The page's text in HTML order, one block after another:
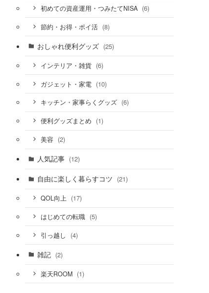
初めての資産運用・つみたてNISA (6)
節約・お得・ポイ活 (8)
おしゃれ便利グッズ (25)
インテリア・雑貨 (6)
ガジェット・家電 (10)
キッチン・家事らくグッズ (6)
便利グッズまとめ (1)
美容 (2)
人気記事 (12)
自由に楽しく暮らすコツ (21)
QOL向上 (17)
はじめての転職 (5)
引っ越し (4)
雑記 (2)
楽天ROOM (1)